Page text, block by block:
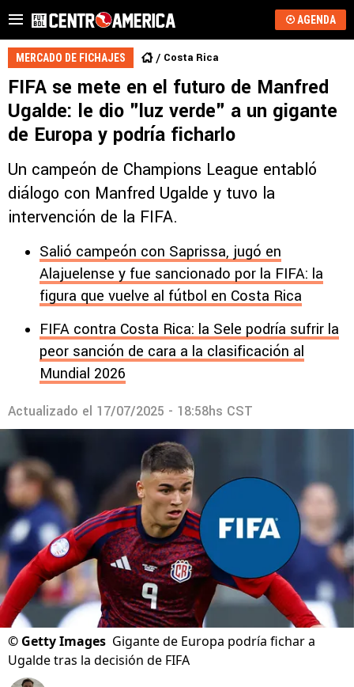
AGENDA
MERCADO DE FICHAJES Costa Rica
FIFA se mete en el futuro de Manfred
Ugalde: le dio "luz verde" a un gigante
de Europa y podría ficharlo
Un campeón de Champions League entabló
diálogo con Manfred Ugalde y tuvo la
intervención de la FIFA.
Salió campeón con Saprissa, jugó en
Alajuelense y fue sancionado por la FIFA: la
figura que vuelve al fútbol en Costa Rica
FIFA contra Costa Rica: la Sele podría sufrir la
peor sanción de cara a la clasificación al
Mundial 2026
Actualizado el 17/07/2025 - 18:58hs CST
© Getty Images Gigante de Europa podría fichar a
Ugalde tras la decisión de FIFA